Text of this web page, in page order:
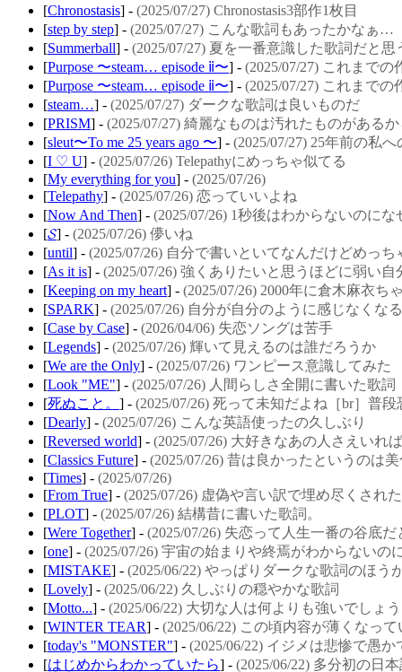
[Chronostasis] - (2025/07/27) Chronostasis3部作1枚目
[step by step] - (2025/07/27) こんな歌詞もあったかなぁ…
[Summerball] - (2025/07/27) 夏を一番意識した歌詞だと
[Purpose 〜steam… episode ⅱ〜] - (2025/07/27) これまで
[Purpose 〜steam… episode ⅱ〜] - (2025/07/27) これまで
[steam…] - (2025/07/27) ダークな歌詞は良いものだ
[PRISM] - (2025/07/27) 綺麗なものは汚れたものがある
[sleut〜To me 25 years ago 〜] - (2025/07/27) 25年前の私へ
[I ♡ U] - (2025/07/26) Telepathyにめっちゃ似てる
[My everything for you] - (2025/07/26)
[Telepathy] - (2025/07/26) 恋っていいよね
[Now And Then] - (2025/07/26) 1秒後はわからないのに
[𝓢] - (2025/07/26) 儚いね
[until] - (2025/07/26) 自分で書いといてなんだけどめっ
[As it is] - (2025/07/26) 強くありたいと思うほどに弱い
[Keeping on my heart] - (2025/07/26) 2000年に倉木麻衣ち
[SPARK] - (2025/07/26) 自分が自分のように感じなくな
[Case by Case] - (2026/04/06) 失恋ソングは苦手
[Legends] - (2025/07/26) 輝いて見えるのは誰だろうか
[We are the Only] - (2025/07/26) ワンピース意識してみた
[Look "ME"] - (2025/07/26) 人間らしさ全開に書いた歌詞
[死ぬこと。 ] - (2025/07/26) 死って未知だよね［br］普
[Dearly] - (2025/07/26) こんな英語使ったの久しぶり
[Reversed world] - (2025/07/26) 大好きなあの人さえいれ
[Classics Future] - (2025/07/26) 昔は良かったというのは
[Times] - (2025/07/26)
[From True] - (2025/07/26) 虚偽や言い訳で埋め尽くされ
[PLOT] - (2025/07/26) 結構昔に書いた歌詞。
[Were Together] - (2025/07/26) 失恋って人生一番の谷底
[one] - (2025/07/26) 宇宙の始まりや終焉がわからないの
[MISTAKE] - (2025/06/22) やっぱりダークな歌詞のほ
[Lovely] - (2025/06/22) 久しぶりの穏やかな歌詞
[Motto...] - (2025/06/22) 大切な人は何よりも強いでしょう
[WINTER TEAR] - (2025/06/22) この頃内容が薄くなっ
[today's "MONSTER"] - (2025/06/22) イジメは悲惨で愚か
[はじめからわかっていたら] - (2025/06/22) 多分初の日